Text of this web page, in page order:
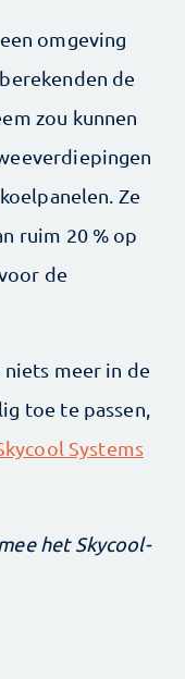
omgeving
de
zou kunnen
Ze
ruim 20 % op
de
meer in de
toe te passen,
Systems
het Skycool-